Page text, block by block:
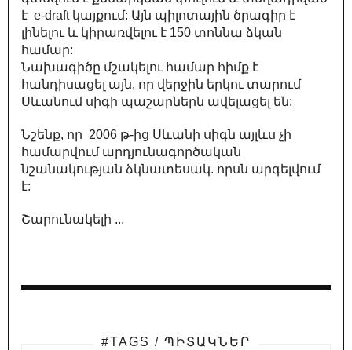
է e-draft կայքում: Այն պիլոտային ծրագիր է
լինելու և կիրառվելու է 150 տոննա ձկան
համար:
Նախագիծը մշակելու համար հիմք է
հանդիսացել այն, որ վերջին երկու տարում
Սևանում սիգի պաշարներն ավելացել են:
Նշենք, որ 2006 թ-ից Սևանի սիգն այլևս չի
համարվում արդյունագործական
նշանակության ձկնատեսակ. որսն արգելվում
է:
Շարունակելի ...
#TAGS / ՊԻՏԱԿՆԵՐ